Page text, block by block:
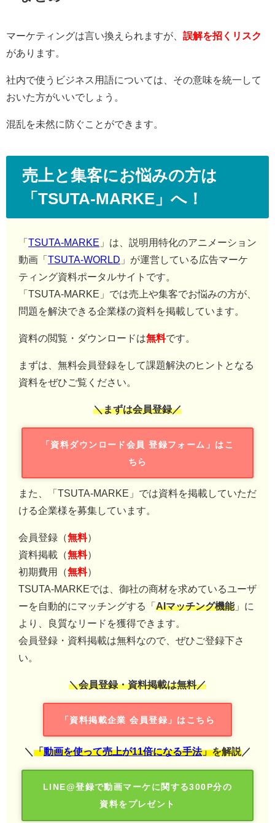
マーケティングは言い換えられますが、 誤解を招くリスク
があります。
社内で使うビジネス用語については、その意味を統一して
おいた方がいいでしょう。
混乱を未然に防ぐことができます。
売上と集客にお悩みの方は
「TSUTA-MARKE」へ！
「 TSUTA-MARKE 」は、説明用特化のアニメーション
動画「 TSUTA-WORLD 」が運営している広告マーケ
ティング資料ポータルサイトです。
「TSUTA-MARKE」では売上や集客でお悩みの方が、
問題を解決できる企業様の資料を掲載しています。
資料の閲覧・ダウンロードは無料です。
まずは、無料会員登録をして課題解決のヒントとなる
資料をぜひご覧ください。
＼まずは会員登録／
「資料ダウンロード会員 登録フォーム」はこ
ちら
また、「TSUTA-MARKE」では資料を掲載していただ
ける企業様を募集しています。
会員登録（無料）
資料掲載（無料）
初期費用（無料）
TSUTA-MARKEでは、御社の商材を求めているユーザ
ーを自動的にマッチングする「 AIマッチング機能」に
より、良質なリードを獲得できます。
会員登録・資料掲載は無料なので、ぜひご登録下さ
い。
＼会員登録・資料掲載は無料／
「資料掲載企業 会員登録」はこちら
＼ 「動画を使って売上が11倍になる手法」を解説／
LINE@登録で動画マーケに関する300P分の
資料をプレゼント